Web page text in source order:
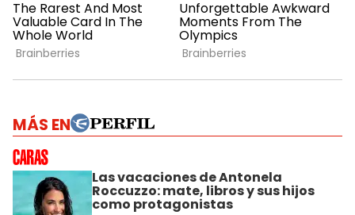
MÁS EN
Las vacaciones de Antonela
Roccuzzo: mate, libros y sus hijos
como protagonistas